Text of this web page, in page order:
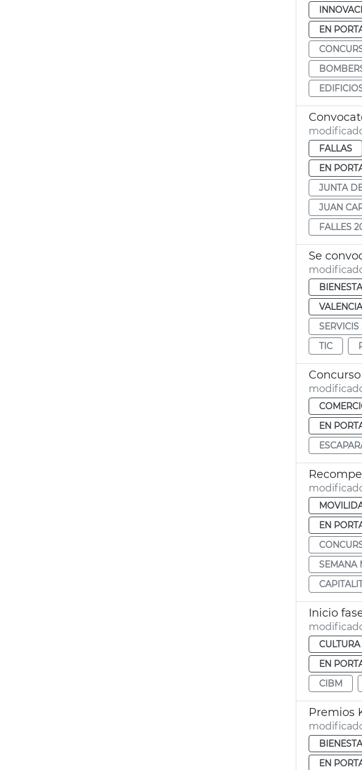
EN
FALLAS
EN
JUNTA
JUAN
FALLES
Se
VALENCIA
TIC
EN
EN
SEMANA
Inicio
EN
CIBM
Premios
EN